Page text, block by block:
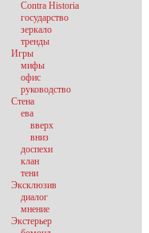
Contra Historia
государство
зеркало
тренды
Игры
мифы
офис
руководство
Стена
ева
вверх
вниз
доспехи
клан
тени
Эксклюзив
диалог
мнение
Экстерьер